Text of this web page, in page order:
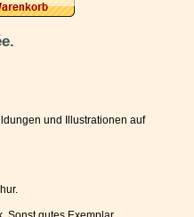
und Illustrationen auf